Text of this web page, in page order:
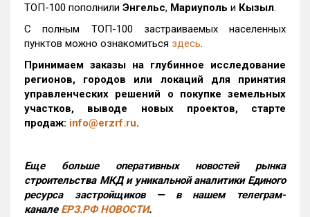
ТОП-100 пополнили Энгельс, Мариуполь и Кызыл.
С полным ТОП-100 застраиваемых населенных
пунктов можно ознакомиться здесь.
Принимаем заказы на глубинное исследование
регионов, городов или локаций для принятия
управленческих решений о покупке земельных
участков, выводе новых проектов, старте
продаж: info@erzrf.ru.
Еще больше оперативных новостей рынка
строительства МКД и уникальной аналитики Единого
ресурса застройщиков — в нашем телеграм-
канале ЕРЗ.РФ НОВОСТИ.